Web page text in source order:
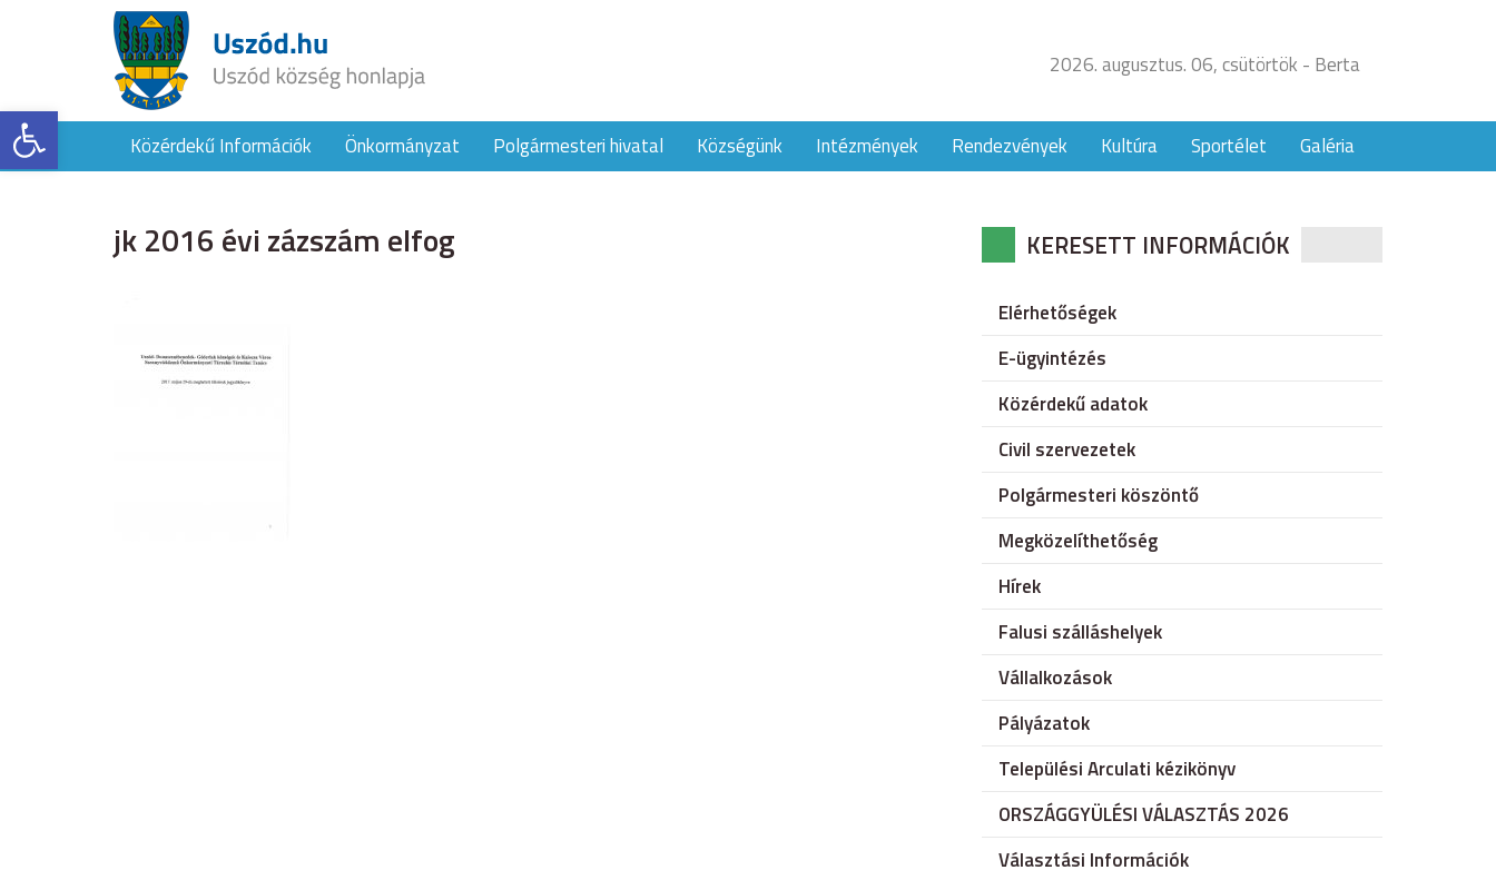
Eszköztár megnyitása
2026. augusztus. 06, csütörtök - Berta
Közérdekű Információk Önkormányzat Polgármesteri hivatal Községünk Intézmények Rendezvények Kultúra Sportélet Galéria
jk 2016 évi zázszám elfog KERESETT INFORMÁCIÓK
Elérhetőségek
E-ügyintézés
Közérdekű adatok
Civil szervezetek
Polgármesteri köszöntő
Megközelíthetőség
Hírek
Falusi szálláshelyek
Vállalkozások
Pályázatok
Települési Arculati kézikönyv
ORSZÁGGYÜLÉSI VÁLASZTÁS 2026
Választási Információk